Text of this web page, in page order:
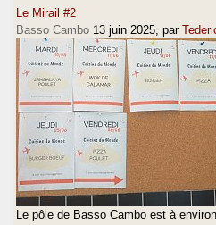
Le Mirail #2
Basso Cambo 13 juin 2025 , par
Le pôle de Basso Cambo est à